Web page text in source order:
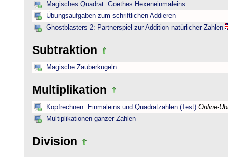
Magisches Quadrat: Goethes Hexeneinmaleins
Übungsaufgaben zum schriftlichen Addieren
Ghostblasters 2: Partnerspiel zur Addition natürlicher Zahlen
Subtraktion
Magische Zauberkugeln
Multiplikation
Kopfrechnen: Einmaleins und Quadratzahlen (Test) Online-
Multiplikationen ganzer Zahlen
Division